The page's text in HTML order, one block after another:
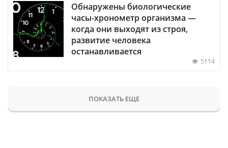
Обнаружены биологические
часы-хронометр организма —
когда они выходят из строя,
развитие человека
останавливается
5114
ПОКАЗАТЬ ЕЩЕ